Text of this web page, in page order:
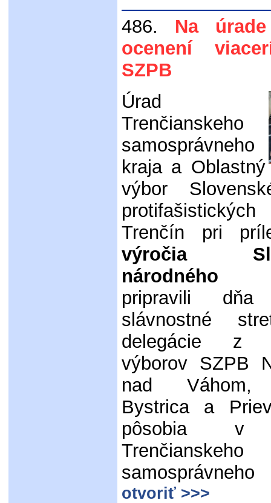
486.
Na
ocenení
SZPB
Úrad
Trenčianskeho
samosprávneho
kraja a Oblastný
výbor
Trenčín pri
výročia
národného
pripravili dňa
slávnostné
delegácie z
výborov SZPB
nad Váhom,
Bystrica a
pôsobia v
Trenčianskeho
otvoriť >>>